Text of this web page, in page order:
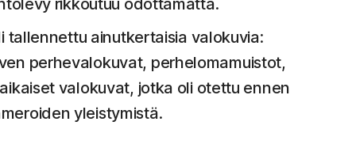
rikkoutuu odottamatta.
tallennettu ainutkertaisia valokuvia:
perhevalokuvat, perhelomamuistot,
valokuvat, jotka oli otettu ennen
yleistymistä.